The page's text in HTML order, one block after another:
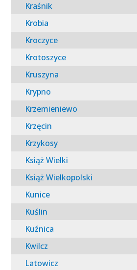
Kraśnik
Krobia
Kroczyce
Krotoszyce
Kruszyna
Krypno
Krzemieniewo
Krzęcin
Krzykosy
Książ Wielki
Książ Wielkopolski
Kunice
Kuślin
Kuźnica
Kwilcz
Latowicz